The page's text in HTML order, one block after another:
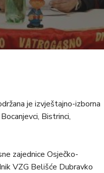
je izvještajno-izborna
Bistrinci,
zajednice Osječko-
VZG Belišće Dubravko